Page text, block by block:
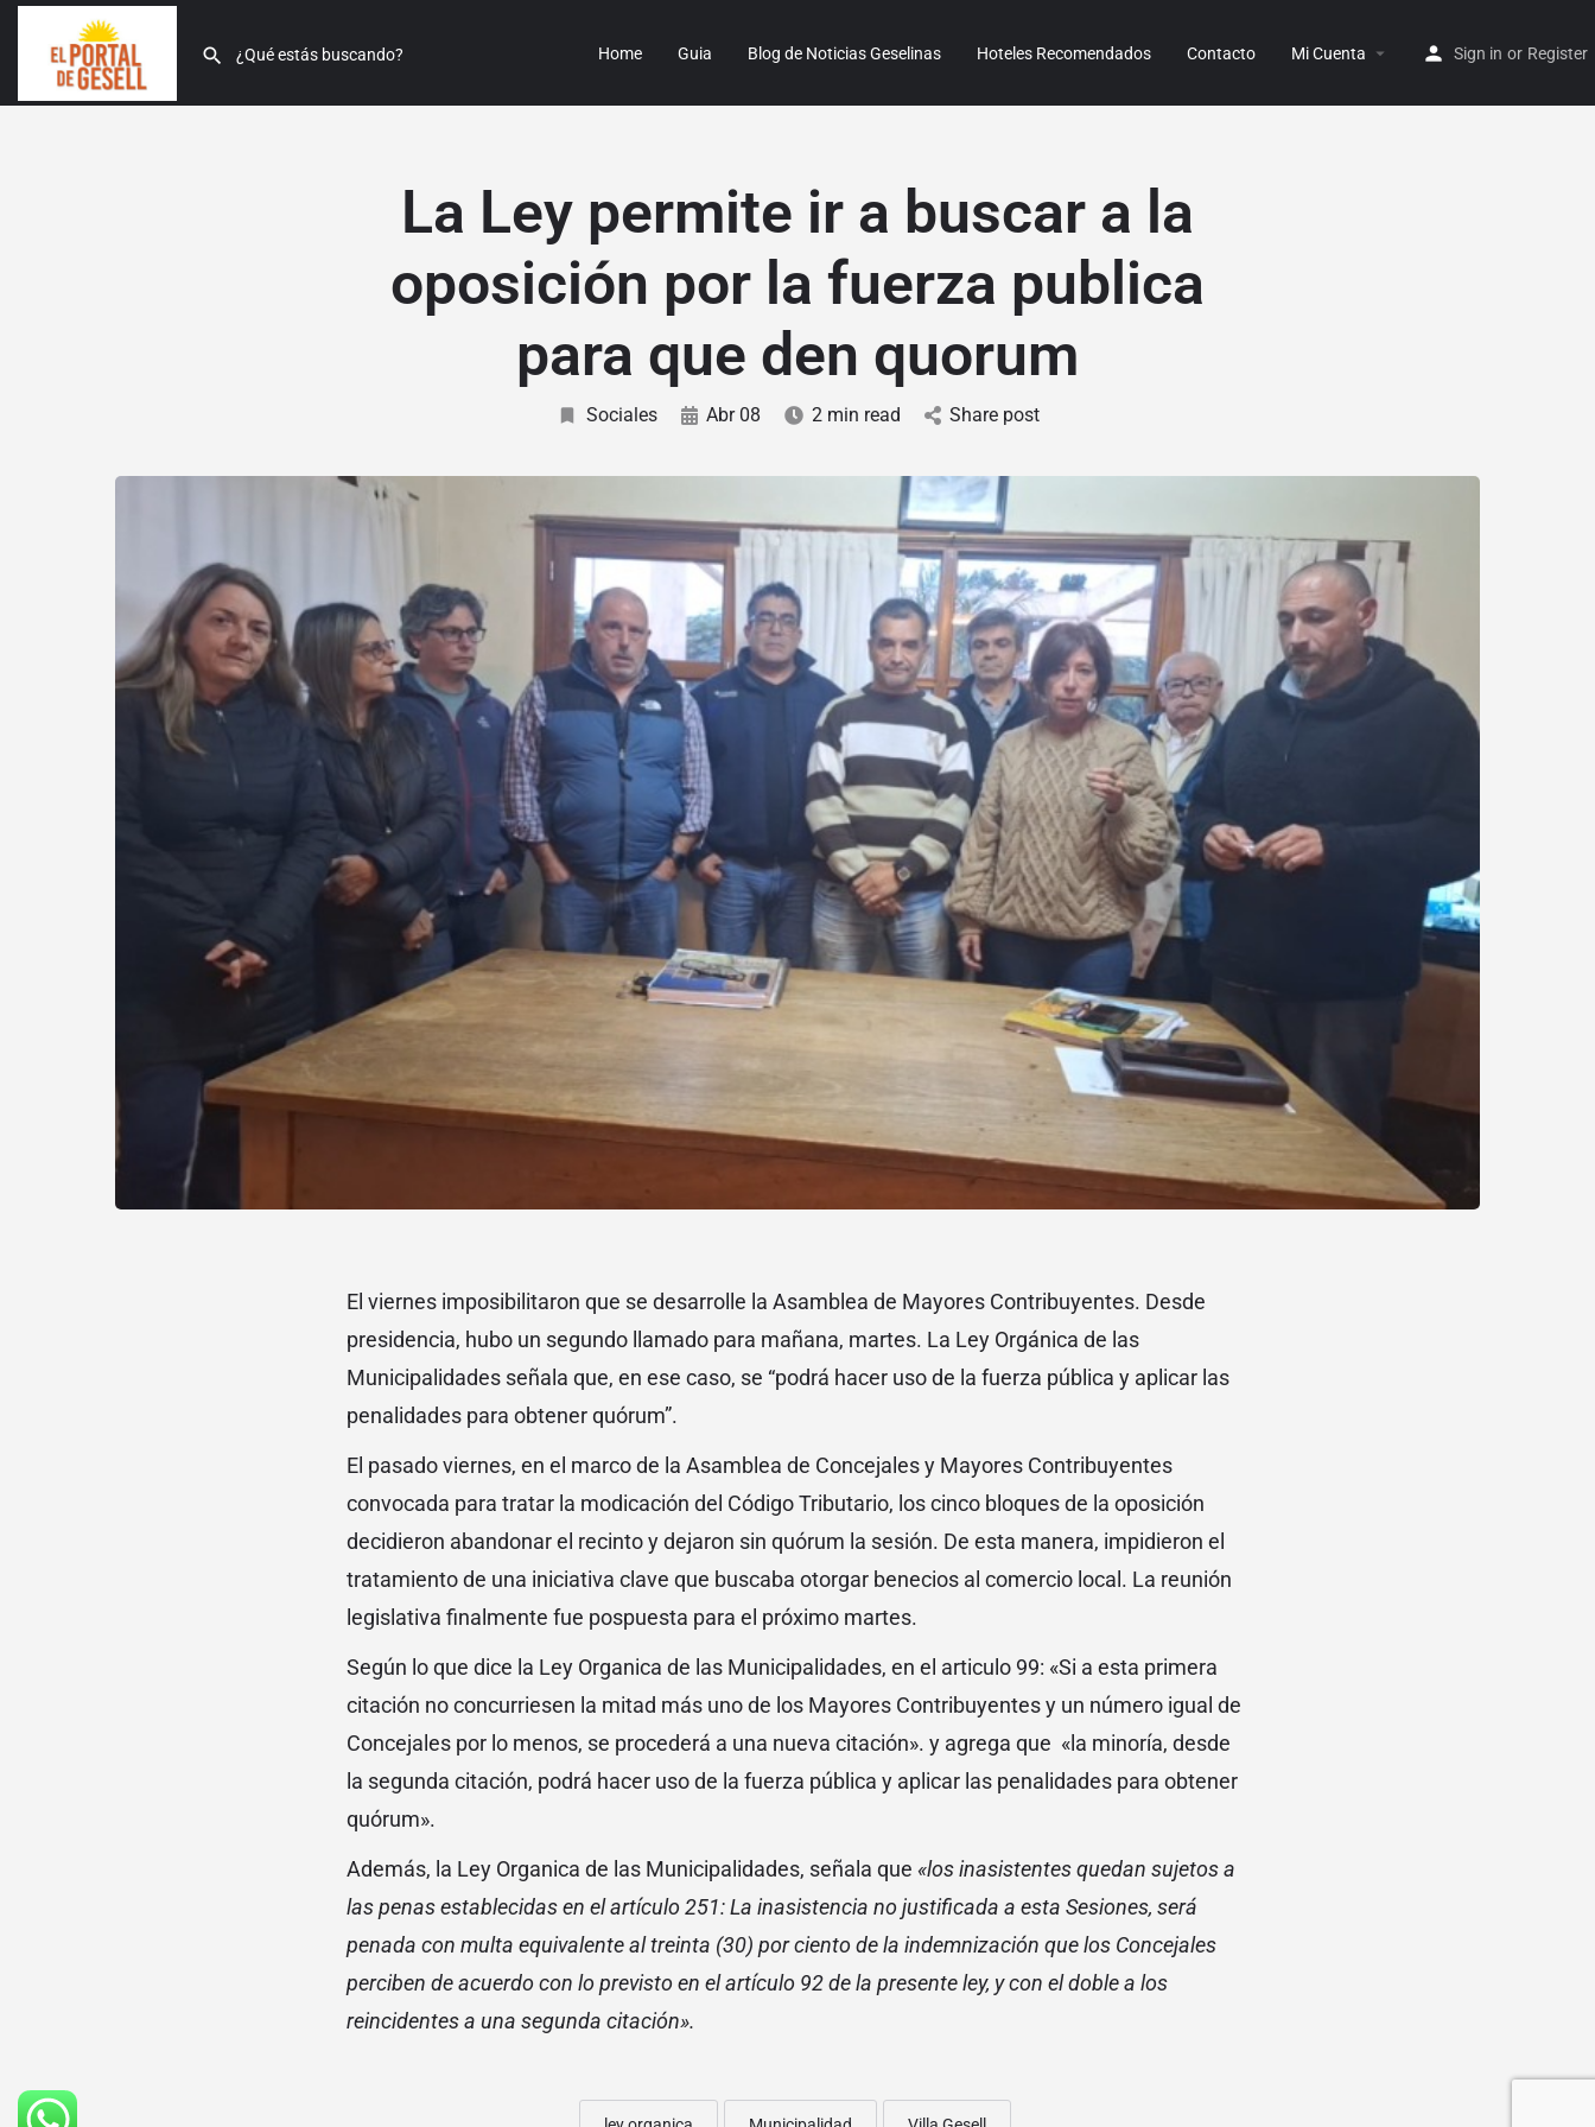
Home Guia Blog de Noticias Geselinas Hoteles Recomendados Contacto Mi Cuenta Sign in or Register
La Ley permite ir a buscar a la
oposición por la fuerza publica
para que den quorum
Sociales Abr 08 2 min read Share post
El viernes imposibilitaron que se desarrolle la Asamblea de Mayores Contribuyentes. Desde
presidencia, hubo un segundo llamado para mañana, martes. La Ley Orgánica de las
Municipalidades señala que, en ese caso, se “podrá hacer uso de la fuerza pública y aplicar las
penalidades para obtener quórum”.
El pasado viernes, en el marco de la Asamblea de Concejales y Mayores Contribuyentes
convocada para tratar la modicación del Código Tributario, los cinco bloques de la oposición
decidieron abandonar el recinto y dejaron sin quórum la sesión. De esta manera, impidieron el
tratamiento de una iniciativa clave que buscaba otorgar benecios al comercio local. La reunión
legislativa finalmente fue pospuesta para el próximo martes.
Según lo que dice la Ley Organica de las Municipalidades, en el articulo 99: «Si a esta primera
citación no concurriesen la mitad más uno de los Mayores Contribuyentes y un número igual de
Concejales por lo menos, se procederá a una nueva citación». y agrega que «la minoría, desde
la segunda citación, podrá hacer uso de la fuerza pública y aplicar las penalidades para obtener
quórum».
Además, la Ley Organica de las Municipalidades, señala que «los inasistentes quedan sujetos a
las penas establecidas en el artículo 251: La inasistencia no justificada a esta Sesiones, será
penada con multa equivalente al treinta (30) por ciento de la indemnización que los Concejales
perciben de acuerdo con lo previsto en el artículo 92 de la presente ley, y con el doble a los
reincidentes a una segunda citación».